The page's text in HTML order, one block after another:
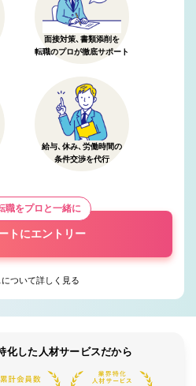
面接対策、書類添削を
転職のプロが徹底サポート
給与、休み、労働時間の
条件交渉を代行
職をプロと一緒に
トにエントリー
ついて詳しく見る
化した人材サービスだから